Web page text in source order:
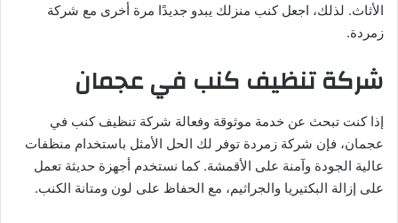
الأثاث. لذلك، اجعل كنب منزلك يبدو جديدًا مرة أخرى مع شركة
زمردة.
شركة تنظيف كنب في عجمان
إذا كنت تبحث عن خدمة موثوقة وفعالة شركة تنظيف كنب في
عجمان، فإن شركة زمردة توفر لك الحل الأمثل باستخدام منظفات
عالية الجودة وآمنة على الأقمشة. كما نستخدم أجهزة حديثة تعمل
على إزالة البكتيريا والجراثيم، مع الحفاظ على لون ومتانة الكنب.